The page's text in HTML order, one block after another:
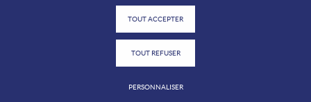
TOUT ACCEPTER
TOUT REFUSER
PERSONNALISER